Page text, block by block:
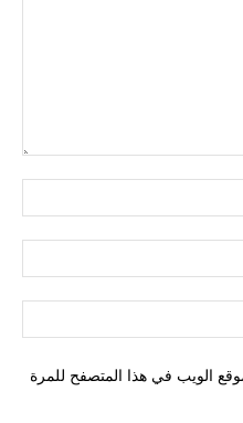
الويب في هذا المتصفح للمرة